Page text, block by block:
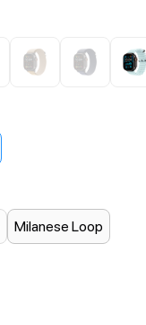
Milanese Loop